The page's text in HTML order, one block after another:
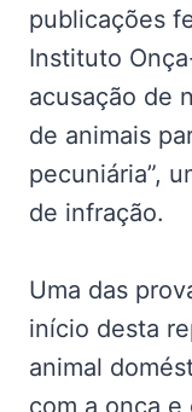
publicações
Instituto
acusação de
de animais
pecuniária”,
de infração.
Uma das
início desta
animal
com a onça e